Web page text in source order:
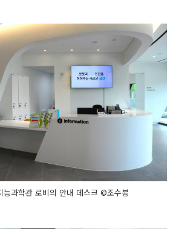
능과학관 로비의 안내 데스크 ©조수봉